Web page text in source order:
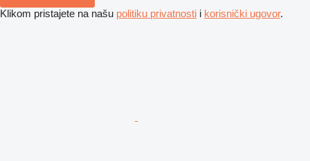
Klikom pristajete na našu politiku privatnosti i korisnički ugovor.